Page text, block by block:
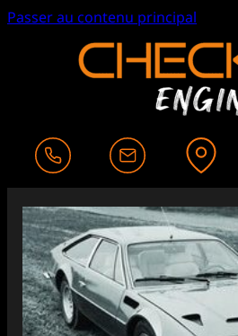
Passer au contenu principal